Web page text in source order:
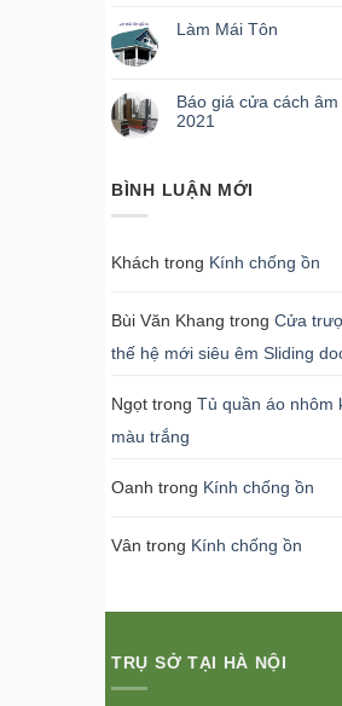
Làm Mái Tôn
Báo giá cửa cách
2021
BÌNH LUẬN MỚI
Khách trong Kính chống ồn
Bùi Văn Khang trong Cửa
thế hệ mới siêu êm Sliding
Ngọt trong Tủ quần áo nhôm
màu trắng
Oanh trong Kính chống ồn
Vân trong Kính chống ồn
TRỤ SỞ TẠI HÀ NỘI